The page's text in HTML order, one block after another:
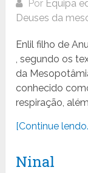
Por Equipa
Deuses da
Enlil filho de
, segundo os
da
conhecido
respiração,
[Continue
Ninal